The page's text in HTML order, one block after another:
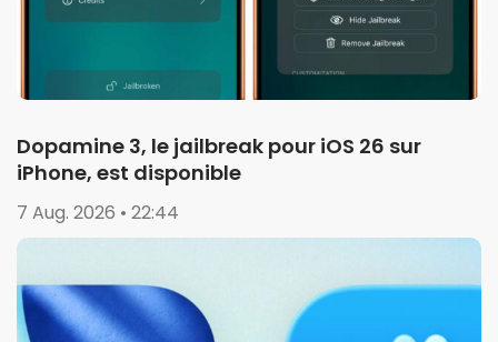
Dopamine 3, le jailbreak pour iOS 26 sur
iPhone, est disponible
7 Aug. 2026 • 22:44